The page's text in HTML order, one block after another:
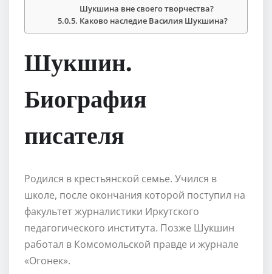
Шукшина вне своего творчества?
Каково наследие Василия Шукшина?
Шукшин.
Биография
писателя
Родился в крестьянской семье. Учился в
школе, после окончания которой поступил на
факультет журналистики Иркутского
педагогического института. Позже Шукшин
работал в Комсомольской правде и журнале
«Огонек».